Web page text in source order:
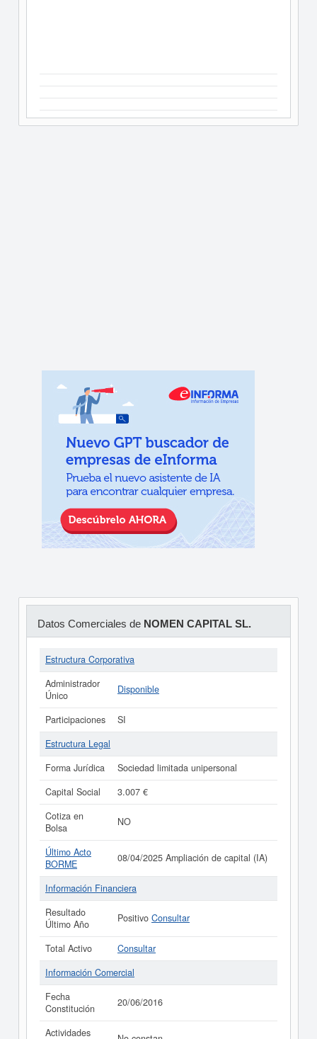
Datos Comerciales de NOMEN CAPITAL SL.
Estructura Corporativa
Administrador
Único
Disponible
Participaciones
SI
Estructura Legal
Forma Jurídica
Sociedad limitada unipersonal
Capital Social
3.007 €
Cotiza en
Bolsa
NO
Último Acto
BORME
08/04/2025 Ampliación de capital (IA)
Información Financiera
Resultado
Último Año
Positivo Consultar
Total Activo
Consultar
Información Comercial
Fecha
Constitución
20/06/2016
Actividades